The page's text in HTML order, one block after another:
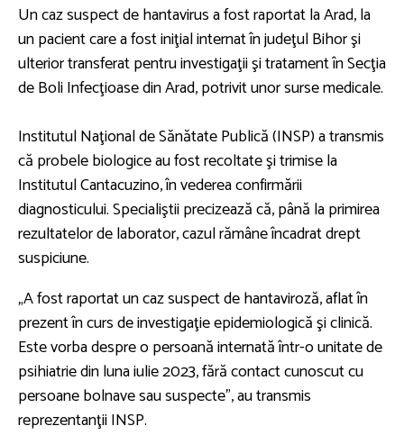
Un caz suspect de hantavirus a fost raportat la Arad, la
un pacient care a fost iniţial internat în judeţul Bihor şi
ulterior transferat pentru investigaţii şi tratament în Secţia
de Boli Infecţioase din Arad, potrivit unor surse medicale.
Institutul Naţional de Sănătate Publică (INSP) a transmis
că probele biologice au fost recoltate şi trimise la
Institutul Cantacuzino, în vederea confirmării
diagnosticului. Specialiştii precizează că, până la primirea
rezultatelor de laborator, cazul rămâne încadrat drept
suspiciune.
„A fost raportat un caz suspect de hantaviroză, aflat în
prezent în curs de investigaţie epidemiologică şi clinică.
Este vorba despre o persoană internată într-o unitate de
psihiatrie din luna iulie 2023, fără contact cunoscut cu
persoane bolnave sau suspecte”, au transmis
reprezentanţii INSP.